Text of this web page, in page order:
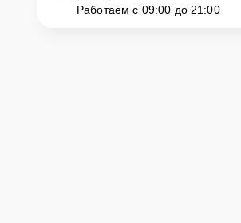
Работаем с 09:00 до 21:00